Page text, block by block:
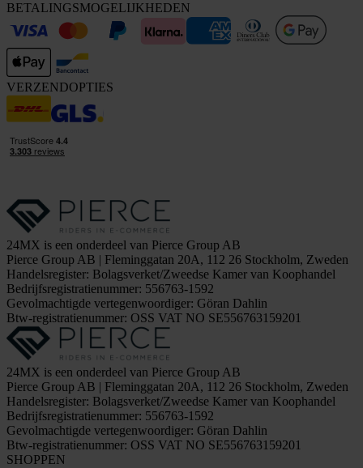
BETALINGSMOGELIJKHEDEN
VERZENDOPTIES
24MX is een onderdeel van Pierce Group AB
Pierce Group AB | Fleminggatan 20A, 112 26 Stockholm, Zweden
Handelsregister: Bolagsverket/Zweedse Kamer van Koophandel
Bedrijfsregistratienummer: 556763-1592
Gevolmachtigde vertegenwoordiger: Göran Dahlin
Btw-registratienummer: OSS VAT NO SE556763159201
24MX is een onderdeel van Pierce Group AB
Pierce Group AB | Fleminggatan 20A, 112 26 Stockholm, Zweden
Handelsregister: Bolagsverket/Zweedse Kamer van Koophandel
Bedrijfsregistratienummer: 556763-1592
Gevolmachtigde vertegenwoordiger: Göran Dahlin
Btw-registratienummer: OSS VAT NO SE556763159201
SHOPPEN